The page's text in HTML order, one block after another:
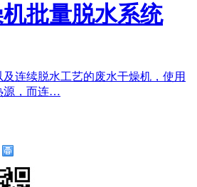
批量脱水系统
连续脱水工艺的废水干燥机，使用
源，而连…